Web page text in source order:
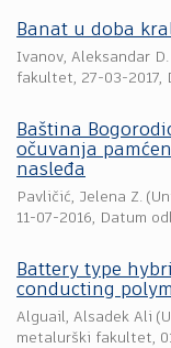
Banat u doba
Ivanov, Aleksandar D.
fakultet, 27-03-2017,
Baština
očuvanja
nasleđa
Pavličić, Jelena Z. (
11-07-2016, Datum
Battery type
conducting
Alguail, Alsadek Ali (
metalurški fakultet,